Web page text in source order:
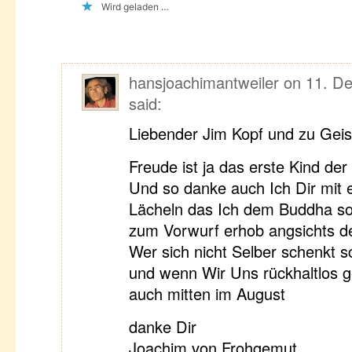
Wird geladen …
hansjoachimantweiler on 11.
said:
Liebender Jim Kopf und zu
Freude ist ja das erste Kind
Und so danke auch Ich Dir mit
Lächeln das Ich dem Buddha
zum Vorwurf erhob angsichts
Wer sich nicht Selber schenkt
und wenn Wir Uns rückhaltlos
auch mitten im August
danke Dir
Joachim von Frohgemut